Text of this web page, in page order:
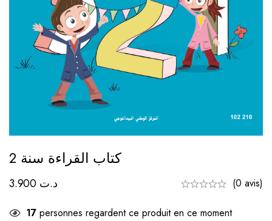
كتاب القراءة سنة 2
د.ت (0 avis)
17 personnes regardent ce produit en ce moment